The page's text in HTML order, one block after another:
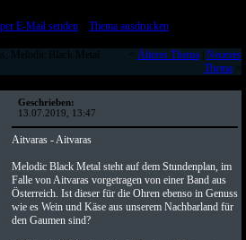
per E-Mail senden:: Thema ausdrucken]
Melodic Black Metal
Älteres Thema| Neueres
Thema>
Geschrieben:
13.07.2019, 13:47
Aitvaras - Aitvaras
Melodic Black Metal steht auf dem Stundenplan, im
Falle von Aitvaras vorgetragen von einer Band aus
Österreich. Ist dieser für die Ohren ebenso in Genuss
wie es Wein und Käse aus unserem Nachbarland für
den Gaumen sind?